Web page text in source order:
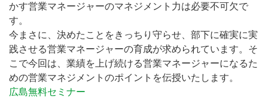
かす営業マネージャーのマネジメント力は必要不可欠で
す。
今まさに、決めたことをきっちり守らせ、部下に確実に実
践させる営業マネージャーの育成が求められています。そ
こで今回は、業績を上げ続ける営業マネージャーになるた
めの営業マネジメントのポイントを伝授いたします。
広島無料セミナー